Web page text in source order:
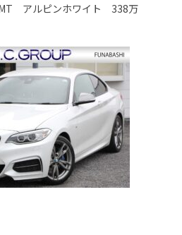
アルピンホワイト 338万